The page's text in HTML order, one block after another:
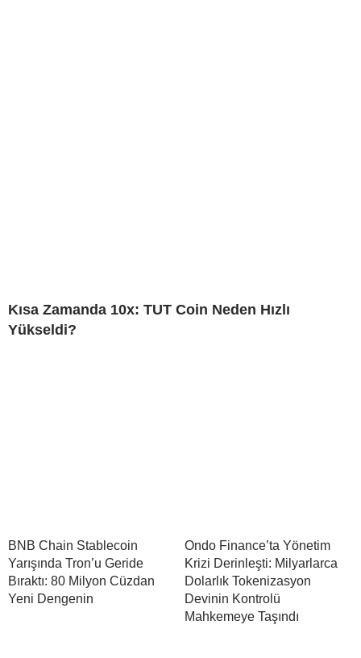
Kısa Zamanda 10x: TUT Coin Neden Hızlı
Yükseldi?
BNB Chain Stablecoin
Yarışında Tron’u Geride
Bıraktı: 80 Milyon Cüzdan
Yeni Dengenin
Ondo Finance’ta Yönetim
Krizi Derinleşti: Milyarlarca
Dolarlık Tokenizasyon
Devinin Kontrolü
Mahkemeye Taşındı